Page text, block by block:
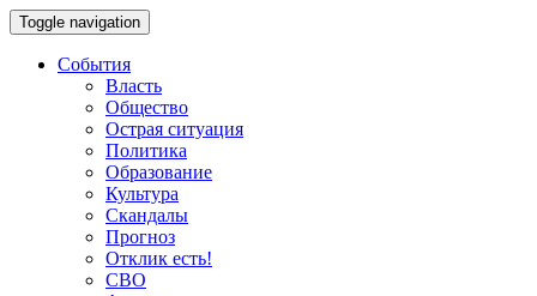
Toggle navigation
События
Власть
Общество
Острая ситуация
Политика
Образование
Культура
Скандалы
Прогноз
Отклик есть!
СВО